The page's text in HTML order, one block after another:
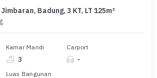
Badung, 3 KT, LT 125m²
Kamar Mandi
3
Carport
-
Luas Bangunan